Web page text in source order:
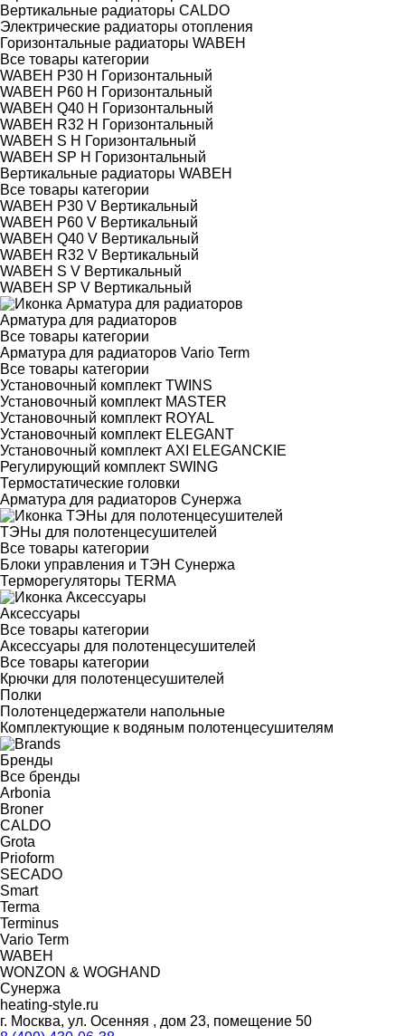
Вертикальные радиаторы CALDO
Электрические радиаторы отопления
Горизонтальные радиаторы WABEH
Все товары категории
WABEH P30 H Горизонтальный
WABEH P60 H Горизонтальный
WABEH Q40 H Горизонтальный
WABEH R32 H Горизонтальный
WABEH S H Горизонтальный
WABEH SP H Горизонтальный
Вертикальные радиаторы WABEH
Все товары категории
WABEH P30 V Вертикальный
WABEH P60 V Вертикальный
WABEH Q40 V Вертикальный
WABEH R32 V Вертикальный
WABEH S V Вертикальный
WABEH SP V Вертикальный
Арматура для радиаторов
Все товары категории
Арматура для радиаторов Vario Term
Все товары категории
Установочный комплект TWINS
Установочный комплект MASTER
Установочный комплект ROYAL
Установочный комплект ELEGANT
Установочный комплект AXI ELEGANCKIE
Регулирующий комплект SWING
Термостатические головки
Арматура для радиаторов Сунержа
ТЭНы для полотенцесушителей
Все товары категории
Блоки управления и ТЭН Сунержа
Терморегуляторы TERMA
Аксессуары
Все товары категории
Аксессуары для полотенцесушителей
Все товары категории
Крючки для полотенцесушителей
Полки
Полотенцедержатели напольные
Комплектующие к водяным полотенцесушителям
Бренды
Все бренды
Arbonia
Broner
CALDO
Grota
Prioform
SECADO
Smart
Terma
Terminus
Vario Term
WABEH
WONZON & WOGHAND
Сунержа
heating-style.ru
г. Москва, ул. Осенняя , дом 23, помещение 50